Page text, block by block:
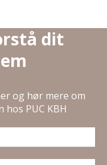
dit
og hør mere om
PUC KBH